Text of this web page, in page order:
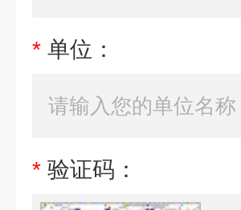
* 单位：
* 验证码：